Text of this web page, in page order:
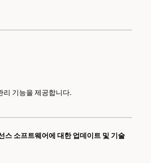
리 기능을 제공합니다.
소프트웨어에 대한 업데이트 및 기술